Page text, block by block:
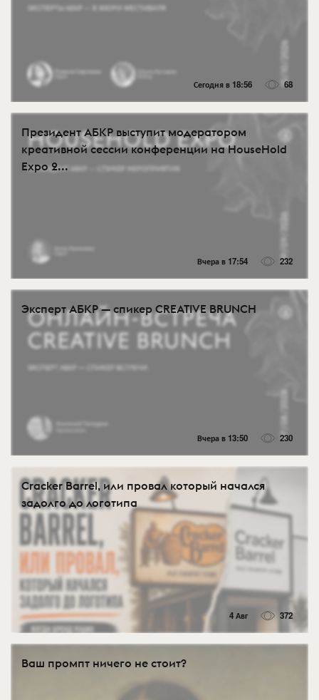
Сегодня в 18:56 68
Президент АБКР выступит модератором
креативной сессии конференции на HouseHold
Expo 2...
Вчера в 17:54 232
Эксперт АБКР — спикер CREATIVE BRUNCH
Вчера в 13:50 230
Cracker Barrel, или провал который начался
задолго до логотипа
4 Авг 372
Ваш промпт ничего не стоит?